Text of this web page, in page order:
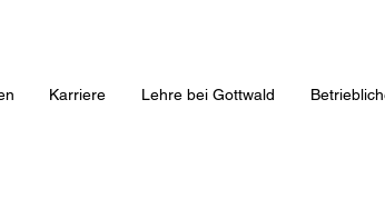
Karriere Lehre bei Gottwald